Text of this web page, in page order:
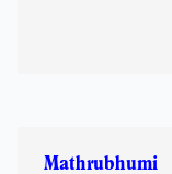
Mathrubhumi